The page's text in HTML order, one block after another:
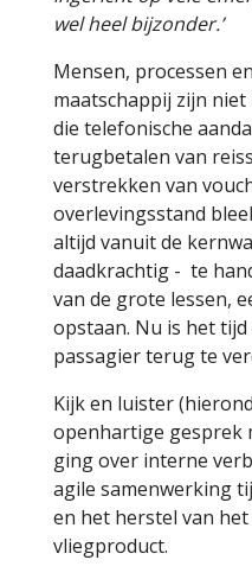
wel heel bijzonder.’
Mensen, processen
maatschappij zijn
die telefonische
terugbetalen van
verstrekken van
overlevingsstand
altijd vanuit de
daadkrachtig - te
van de grote lessen,
opstaan. Nu is het
passagier terug te
Kijk en luister
openhartige gesprek
ging over interne
agile samenwerking
en het herstel van
vliegproduct.